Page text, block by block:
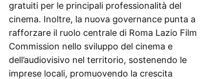
gratuiti per le principali professionalità del
cinema. Inoltre, la nuova governance punta a
rafforzare il ruolo centrale di Roma Lazio Film
Commission nello sviluppo del cinema e
dell’audiovisivo nel territorio, sostenendo le
imprese locali, promuovendo la crescita